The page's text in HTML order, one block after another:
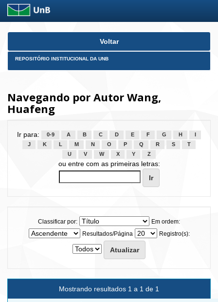
Skip
Voltar
REPOSITÓRIO INSTITUCIONAL DA UNB
Navegando por Autor Wang,
Huafeng
Ir para: 0-9 A B C D E F G H
J
K L M N O P Q R S
T
U
V W X Y Z
ou entre com as primeiras letras:
Classificar por:
Em ordem:
Resultados/Página
Registro(s):
Mostrando resultados 1 a 1 de 1